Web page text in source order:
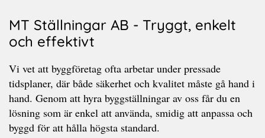
MT Ställningar AB - Tryggt, enkelt
och effektivt
Vi vet att byggföretag ofta arbetar under pressade
tidsplaner, där både säkerhet och kvalitet måste gå hand i
hand. Genom att hyra byggställningar av oss får du en
lösning som är enkel att använda, smidig att anpassa och
byggd för att hålla högsta standard.